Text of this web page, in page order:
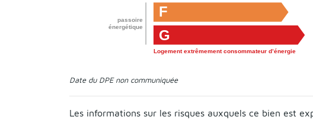
passoire
énergétique
G
Logement extrêmement consommateur d’énergie
F
Date du DPE non communiquée
Les informations sur les risques auxquels ce bien est